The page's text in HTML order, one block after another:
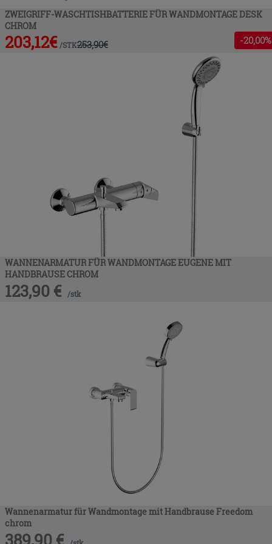
ZWEIGRIFF-WASCHTISHBATTERIE FÜR WANDMONTAGE DESK
CHROM
203,12€ /STK253,90€ -20,00%
WANNENARMATUR FÜR WANDMONTAGE EUGENE MIT
HANDBRAUSE CHROM
123,90 € /stk
Wannenarmatur für Wandmontage mit Handbrause Freedom
chrom
389,90 €